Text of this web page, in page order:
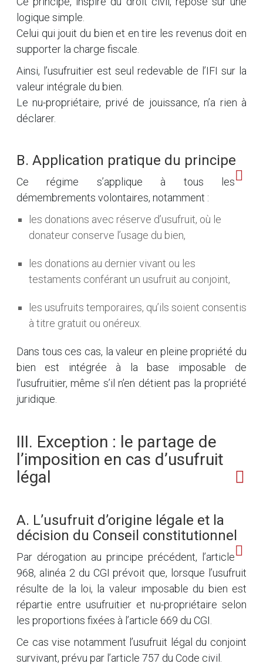
logique simple.
Celui qui jouit du bien et en tire les revenus doit en
supporter la charge fiscale.
Ainsi, l’usufruitier est seul redevable de l’IFI sur la
valeur intégrale du bien.
Le nu-propriétaire, privé de jouissance, n’a rien à
déclarer.
B. Application pratique du principe
Ce régime s’applique à tous les
démembrements volontaires, notamment :
les donations avec réserve d’usufruit, où le
donateur conserve l’usage du bien,
les donations au dernier vivant ou les
testaments conférant un usufruit au conjoint,
les usufruits temporaires, qu’ils soient consentis
à titre gratuit ou onéreux.
Dans tous ces cas, la valeur en pleine propriété du
bien est intégrée à la base imposable de
l’usufruitier, même s’il n’en détient pas la propriété
juridique.
III. Exception : le partage de
l’imposition en cas d’usufruit
légal
A. L’usufruit d’origine légale et la
décision du Conseil constitutionnel
Par dérogation au principe précédent, l’article
968, alinéa 2 du CGI prévoit que, lorsque l’usufruit
résulte de la loi, la valeur imposable du bien est
répartie entre usufruitier et nu-propriétaire selon
les proportions fixées à l’article 669 du CGI.
Ce cas vise notamment l’usufruit légal du conjoint
survivant, prévu par l’article 757 du Code civil.